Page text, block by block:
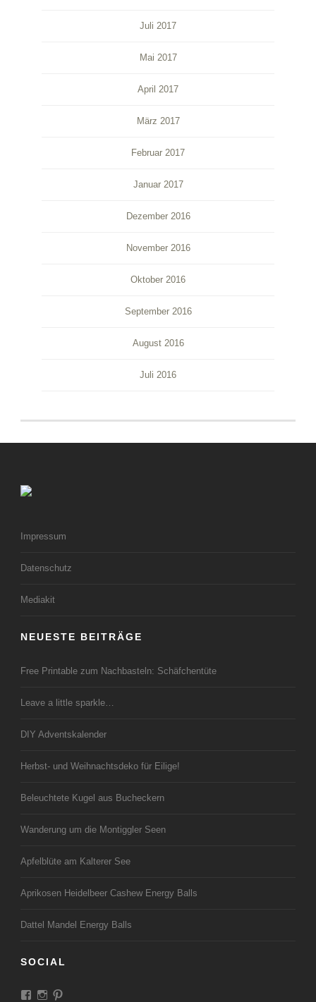
Juli 2017
Mai 2017
April 2017
März 2017
Februar 2017
Januar 2017
Dezember 2016
November 2016
Oktober 2016
September 2016
August 2016
Juli 2016
Impressum
Datenschutz
Mediakit
NEUESTE BEITRÄGE
Free Printable zum Nachbasteln: Schäfchentüte
Leave a little sparkle…
DIY Adventskalender
Herbst- und Weihnachtsdeko für Eilige!
Beleuchtete Kugel aus Bucheckern
Wanderung um die Montiggler Seen
Apfelblüte am Kalterer See
Aprikosen Heidelbeer Cashew Energy Balls
Dattel Mandel Energy Balls
SOCIAL
ProfilProfil